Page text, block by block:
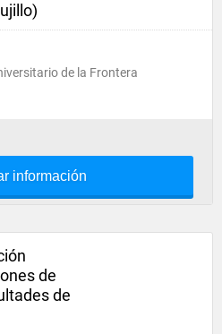
de la Frontera
información
de
de